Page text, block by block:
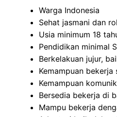
Warga Indonesia
Sehat jasmani dan
Usia minimum 18
Pendidikan minimal
Berkelakuan jujur,
Kemampuan
Kemampuan
Bersedia bekerja di
Mampu bekerja